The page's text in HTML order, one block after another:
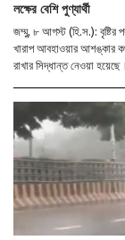
লক্ষের বেশি পুণ্যার্থী
জম্মু, ৮ আগস্ট (হি.স.): বৃষ্টির
খারাপ আবহাওয়ার আশঙ্কার
রাখার সিদ্ধান্ত নেওয়া